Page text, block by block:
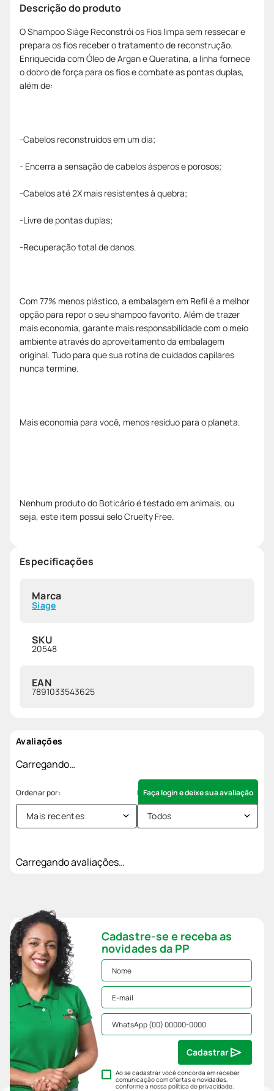
Descrição do produto
O Shampoo Siàge Reconstrói os Fios limpa sem ressecar e
prepara os fios receber o tratamento de reconstrução.
Enriquecida com Óleo de Argan e Queratina, a linha fornece
o dobro de força para os fios e combate as pontas duplas,
além de:
-Cabelos reconstruídos em um dia;
- Encerra a sensação de cabelos ásperos e porosos;
-Cabelos até 2X mais resistentes à quebra;
-Livre de pontas duplas;
-Recuperação total de danos.
Com 77% menos plástico, a embalagem em Refil é a melhor
opção para repor o seu shampoo favorito. Além de trazer
mais economia, garante mais responsabilidade com o meio
ambiente através do aproveitamento da embalagem
original. Tudo para que sua rotina de cuidados capilares
nunca termine.
Mais economia para você, menos resíduo para o planeta.
Nenhum produto do Boticário é testado em animais, ou
seja, este item possui selo Cruelty Free.
Especificações
Marca
Siage
SKU
20548
EAN
7891033543625
Avaliações
Carregando…
Faça login e deixe sua avaliação
Mais recentes Todos
Carregando avaliações…
Cadastre-se e receba as
novidades da PP
Ao se cadastrar você concorda em receber
comunicação com ofertas e novidades,
conforme a nossapolítica de privacidade.
Cadastrar